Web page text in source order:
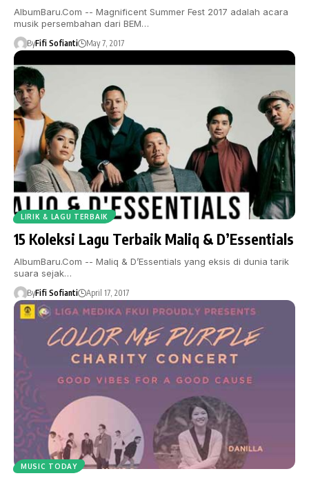
AlbumBaru.Com -- Magnificent Summer Fest 2017 adalah acara
musik persembahan dari BEM…
ByFifi Sofianti May 7, 2017
LIRIK & LAGU TERBAIK
15 Koleksi Lagu Terbaik Maliq & D’Essentials
AlbumBaru.Com -- Maliq & D’Essentials yang eksis di dunia tarik
suara sejak…
ByFifi Sofianti April 17, 2017
MUSIC TODAY